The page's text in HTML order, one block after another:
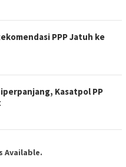
PPP Jatuh ke
Kasatpol PP
Available.